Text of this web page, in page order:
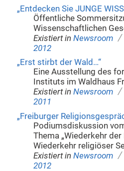
„Entdecken Sie JUNGE
Öffentliche
Wissenschaftlichen
Existiert in Newsroom /
2012
„Erst stirbt der Wald…“
Eine Ausstellung des
Instituts im Waldhaus
Existiert in Newsroom /
2011
„Freiburger
Podiumsdiskussion
Thema „Wiederkehr
Wiederkehr religiöser
Existiert in Newsroom /
2012